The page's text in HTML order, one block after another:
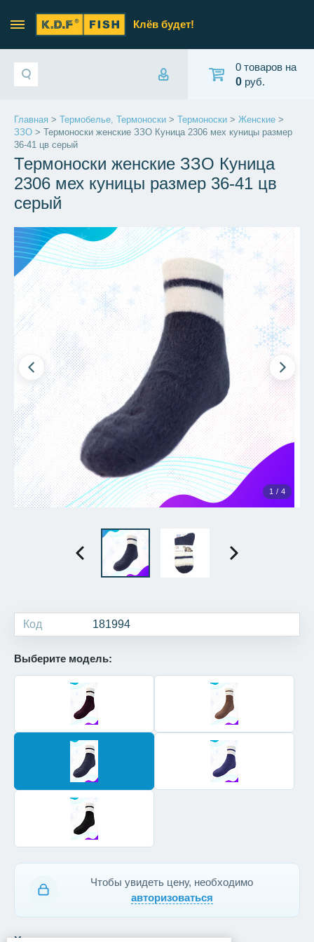
Клёв будет!
0 товаров на
0 руб.
Главная > Термобелье, Термоноски > Термоноски > Женские >
ЗЗО > Термоноски женские ЗЗО Куница 2306 мех куницы размер
36-41 цв серый
Термоноски женские ЗЗО Куница
2306 мех куницы размер 36-41 цв
серый
1 / 4
Код 181994
Выберите модель:
Чтобы увидеть цену, необходимо
авторизоваться